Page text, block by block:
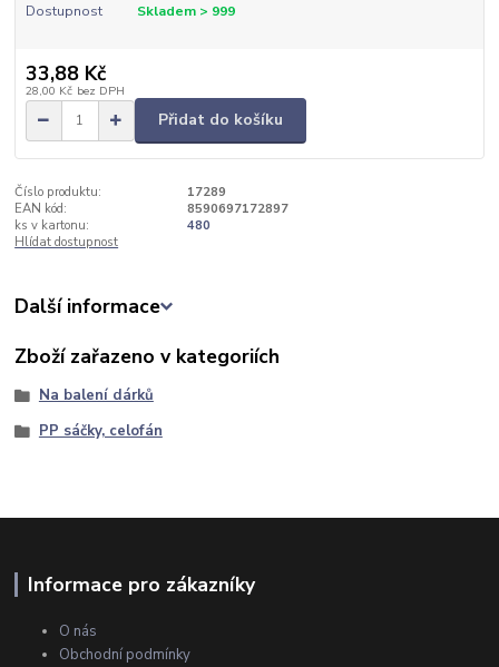
Dostupnost Skladem > 999
33,88 Kč
28,00 Kč bez DPH
Přidat do košíku
Číslo produktu:
17289
EAN kód:
8590697172897
ks v kartonu:
480
Hlídat dostupnost
Další informace
Zboží zařazeno v kategoriích
Na balení dárků
PP sáčky, celofán
Informace pro zákazníky
O nás
Obchodní podmínky